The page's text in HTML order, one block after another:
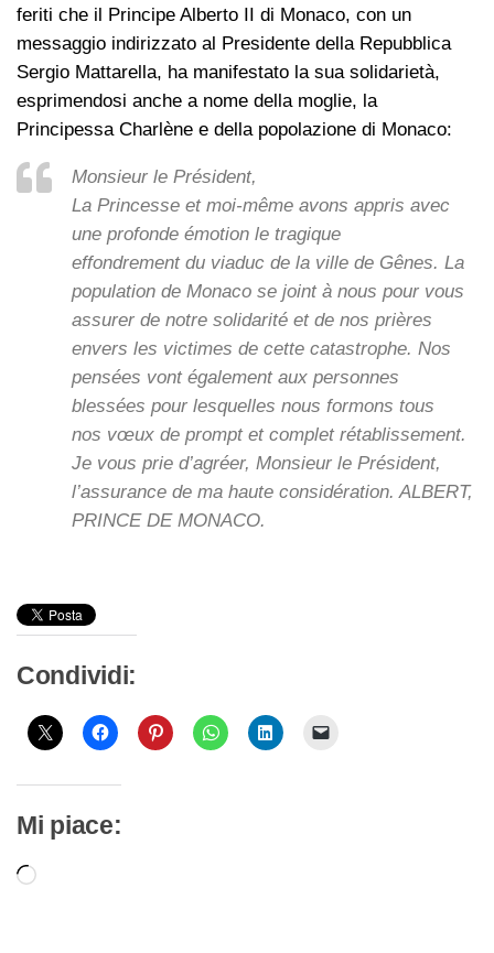
feriti che il Principe Alberto II di Monaco, con un
messaggio indirizzato al Presidente della Repubblica
Sergio Mattarella, ha manifestato la sua solidarietà,
esprimendosi anche a nome della moglie, la
Principessa Charlène e della popolazione di Monaco:
Monsieur le Président,
La Princesse et moi-même avons appris avec
une profonde émotion le tragique
effondrement du viaduc de la ville de Gênes. La
population de Monaco se joint à nous pour vous
assurer de notre solidarité et de nos prières
envers les victimes de cette catastrophe. Nos
pensées vont également aux personnes
blessées pour lesquelles nous formons tous
nos vœux de prompt et complet rétablissement.
Je vous prie d’agréer, Monsieur le Président,
l’assurance de ma haute considération. ALBERT,
PRINCE DE MONACO.
Condividi:
Mi piace:
Caricamento